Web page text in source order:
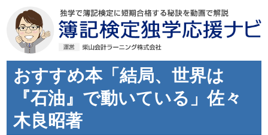
おすすめ本「結局、世界は
『石油』で動いている」佐々
木良昭著